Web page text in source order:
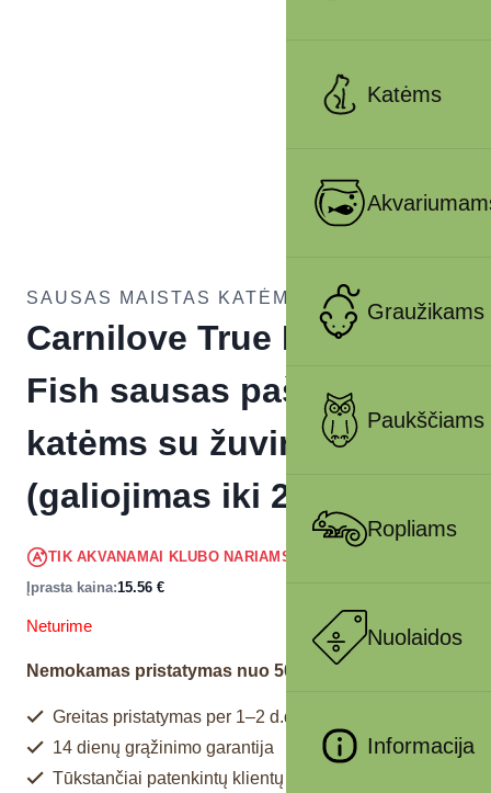
Katėms
Graužikams
Paukščiams
Ropliams
Nuolaidos
Informacija
SAUSAS MAISTAS KATĖMS
Carnilove True Fresh Cat
Fish sausas pašaras
katėms su žuvimi 1,8 kg
(galiojimas iki 2026.05.29)
TIK AKVANAMAI KLUBO NARIAMS 14.78
Įprasta kaina:15.56 €
Neturime
Nemokamas pristatymas nuo 50€
Greitas pristatymas per 1–2 d.d.
14 dienų grąžinimo garantija
Tūkstančiai patenkintų klientų